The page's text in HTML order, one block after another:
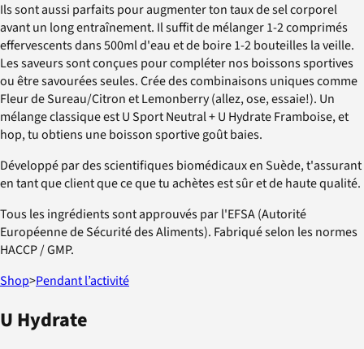
Ils sont aussi parfaits pour augmenter ton taux de sel corporel
avant un long entraînement. Il suffit de mélanger 1-2 comprimés
effervescents dans 500ml d'eau et de boire 1-2 bouteilles la veille.
Les saveurs sont conçues pour compléter nos boissons sportives
ou être savourées seules. Crée des combinaisons uniques comme
Fleur de Sureau/Citron et Lemonberry (allez, ose, essaie!). Un
mélange classique est U Sport Neutral + U Hydrate Framboise, et
hop, tu obtiens une boisson sportive goût baies.
Développé par des scientifiques biomédicaux en Suède, t'assurant
en tant que client que ce que tu achètes est sûr et de haute qualité.
Tous les ingrédients sont approuvés par l'EFSA (Autorité
Européenne de Sécurité des Aliments). Fabriqué selon les normes
HACCP / GMP.
Shop>Pendant l’activité
U Hydrate